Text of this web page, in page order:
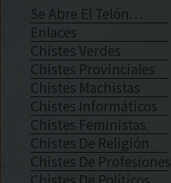
Se Abre El Telón…
Enlaces
Chistes Verdes
Chistes Provinciales
Chistes Machistas
Chistes Informáticos
Chistes Feministas
Chistes De Religión
Chistes De Profesiones